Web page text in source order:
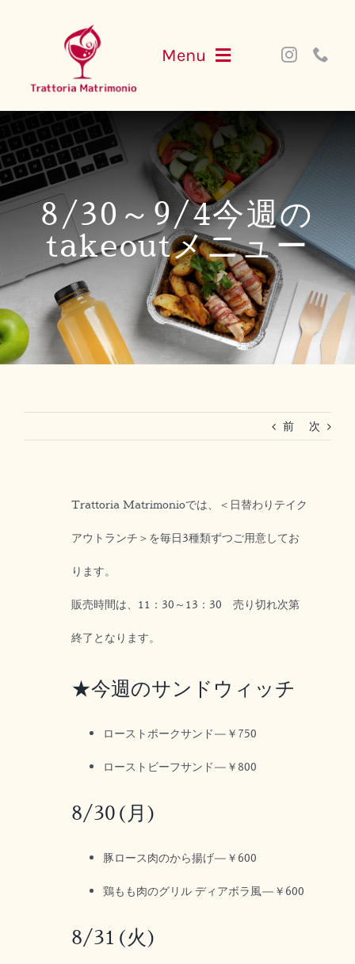
content
Menu
NEWS
MENU
PARTY
ACCESS
WEB SHOP
法人ご利用(マリーグラン赤坂)
8/30～9/4今週の
takeoutメニュー
前 次
Trattoria Matrimonioでは、＜日替わりテイク
アウトランチ＞を毎日3種類ずつご用意してお
ります。
販売時間は、11：30～13：30 売り切れ次第
終了となります。
★今週のサンドウィッチ
ローストポークサンド—￥750
ローストビーフサンド—￥800
8/30(月)
豚ロース肉のから揚げ—￥600
鶏もも肉のグリル ディアボラ風—￥600
8/31(火)